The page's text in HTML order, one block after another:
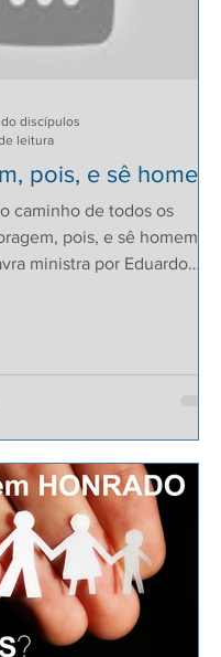
pois, e sê homem!
caminho de todos os
pois, e sê homem! 1
ministra por Eduardo
discípulos
leitura